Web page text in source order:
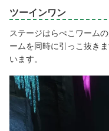
ツーインワン
ステージはらぺこワーム
ームを同時に引っこ抜き
います。